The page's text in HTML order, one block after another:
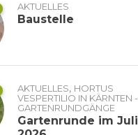
AKTUELLES
Baustelle
AKTUELLES, HORTUS
VESPERTILIO IN KÄRNTEN -
GARTENRUNDGÄNGE
Gartenrunde im Juli